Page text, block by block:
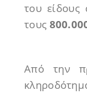
του είδους
τους
Από την